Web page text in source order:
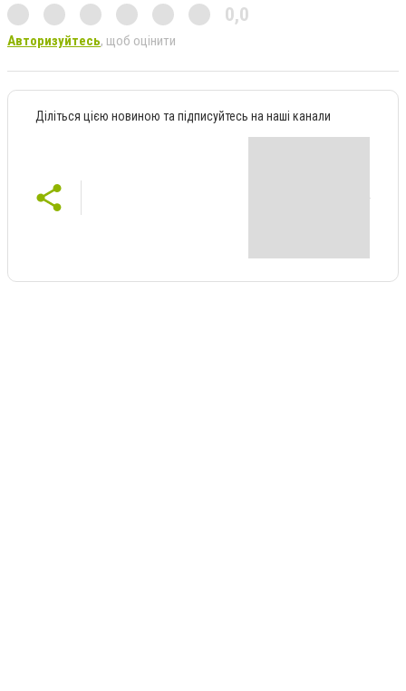
0,0
Авторизуйтесь, щоб оцінити
Діліться цією новиною та підписуйтесь на наші канали